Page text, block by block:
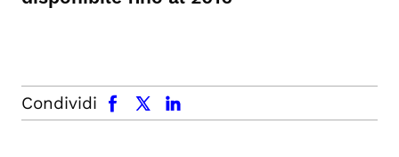
Condividi
facebook x.com linkedin